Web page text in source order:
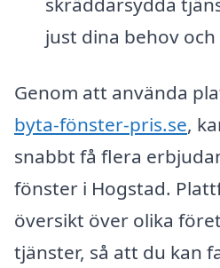
just dina behov
Genom att använda
byta-fönster-pris.se,
snabbt få flera
fönster i Hogstad.
översikt över olika
tjänster, så att du kan